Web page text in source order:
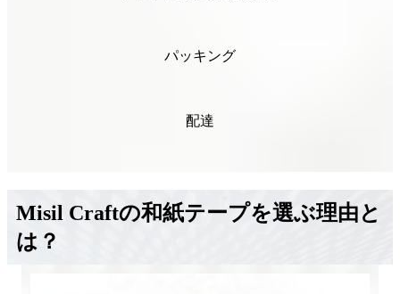
パッキング
配達
Misil Craftの和紙テープを選ぶ理由と
は？